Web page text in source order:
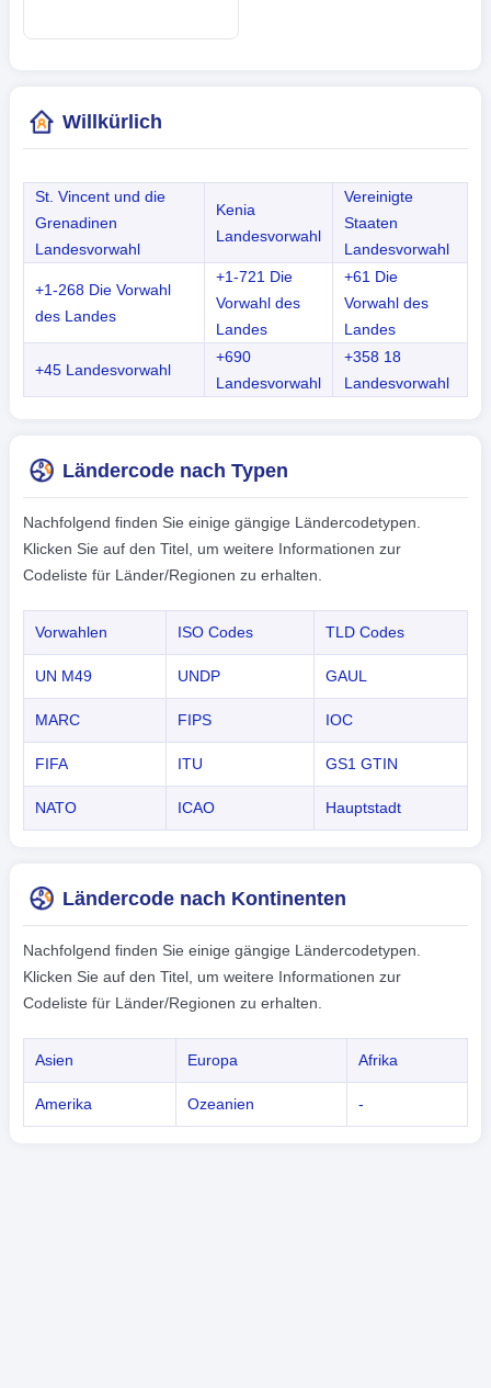
Willkürlich
St. Vincent und die
Grenadinen
Landesvorwahl
Kenia
Landesvorwahl
Vereinigte
Staaten
Landesvorwahl
+1-268 Die Vorwahl
des Landes
+1-721 Die
Vorwahl des
Landes
+61 Die
Vorwahl des
Landes
+45 Landesvorwahl
+690
Landesvorwahl
+358 18
Landesvorwahl
Ländercode nach Typen
Nachfolgend finden Sie einige gängige Ländercodetypen.
Klicken Sie auf den Titel, um weitere Informationen zur
Codeliste für Länder/Regionen zu erhalten.
Vorwahlen ISO Codes TLD Codes
UN M49 UNDP GAUL
MARC FIPS IOC
FIFA ITU GS1 GTIN
NATO ICAO Hauptstadt
Ländercode nach Kontinenten
Nachfolgend finden Sie einige gängige Ländercodetypen.
Klicken Sie auf den Titel, um weitere Informationen zur
Codeliste für Länder/Regionen zu erhalten.
Asien Europa Afrika
Amerika Ozeanien -